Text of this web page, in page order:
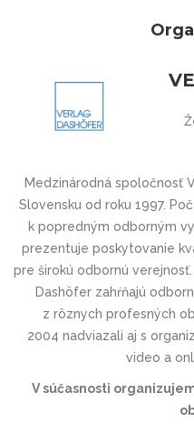
Medzinárodná spoločnosť
Slovensku od roku 1997.
k popredným odborným
prezentuje poskytovanie
pre širokú odbornú
Dashöfer zahŕňajú
z rôznych profesných
2004 nadviazali aj s
video a
V súčasnosti